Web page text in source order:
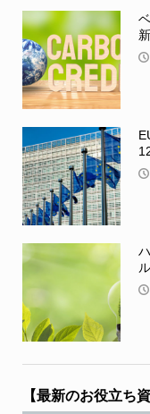
【最新のお役立ち